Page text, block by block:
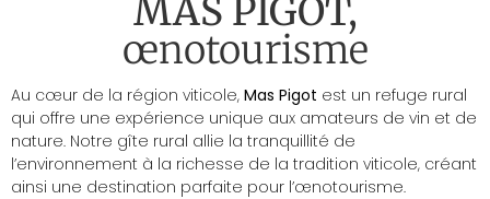
MAS PIGOT,
œnotourisme
Au cœur de la région viticole, Mas Pigot est un refuge rural
qui offre une expérience unique aux amateurs de vin et de
nature. Notre gîte rural allie la tranquillité de
l’environnement à la richesse de la tradition viticole, créant
ainsi une destination parfaite pour l’œnotourisme.